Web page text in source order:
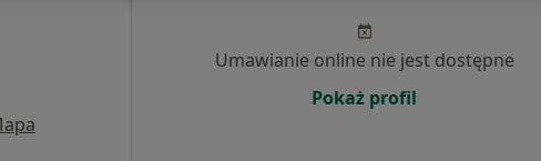
Umawianie online nie jest dostępne
Pokaż profil